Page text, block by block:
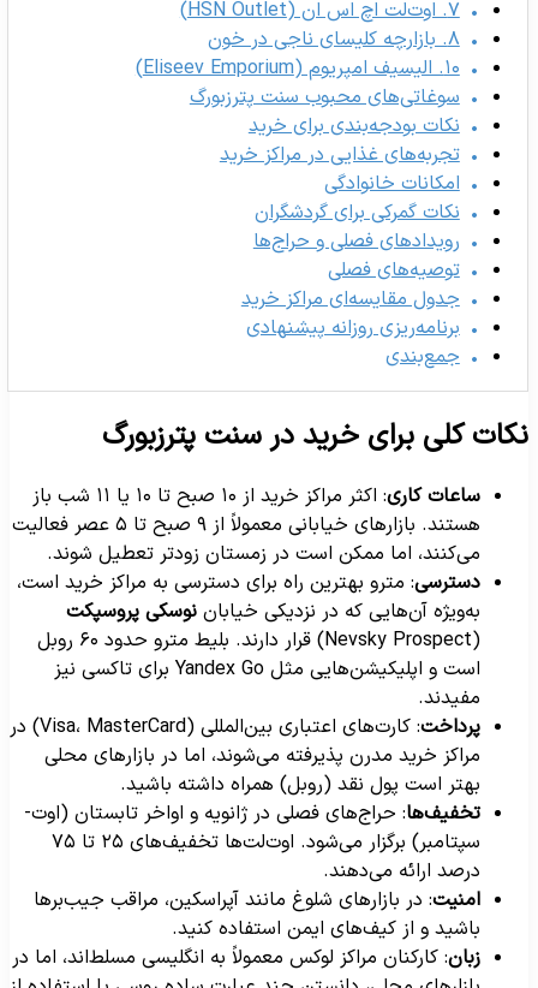
۷. اوت‌لت اچ اس ان (HSN Outlet)
۸. بازارچه کلیسای ناجی در خون
۱۰. الیسیف امپریوم (Eliseev Emporium)
سوغاتی‌های محبوب سنت پترزبورگ
نکات بودجه‌بندی برای خرید
تجربه‌های غذایی در مراکز خرید
امکانات خانوادگی
نکات گمرکی برای گردشگران
رویدادهای فصلی و حراج‌ها
توصیه‌های فصلی
جدول مقایسه‌ای مراکز خرید
برنامه‌ریزی روزانه پیشنهادی
جمع‌بندی
کلی برای خرید در سنت پترزبورگ
ساعات کاری
: اکثر مراکز خرید از ۱۰ صبح تا ۱۰ یا ۱۱ شب باز
هستند. بازارهای خیابانی معمولاً از ۹ صبح تا ۵ عصر فعالیت
می‌کنند، اما ممکن است در زمستان زودتر تعطیل شوند.
دسترسی: مترو بهترین راه برای دسترسی به مراکز خرید است،
به‌ویژه آن‌هایی که در نزدیکی خیاباننوسکی پروسپکت
(Nevsky Prospect) قرار دارند. بلیط مترو حدود ۶۰ روبل
است و اپلیکیشن‌هایی مثل Yandex Go برای تاکسی نیز
مفیدند.
پرداخت
: کارت‌های اعتباری بین‌المللی (Visa، MasterCard) در
مراکز خرید مدرن پذیرفته می‌شوند، اما در بازارهای محلی
بهتر است پول نقد (روبل) همراه داشته باشید.
تخفیف‌ها: حراج‌های فصلی در ژانویه و اواخر تابستان (اوت-
سپتامبر) برگزار می‌شود. اوت‌لت‌ها تخفیف‌های ۲۵ تا ۷۵
درصد ارائه می‌دهند.
امنیت: در بازارهای شلوغ مانند آپراسکین، مراقب جیب‌برها
باشید و از کیف‌های ایمن استفاده کنید.
زبان: کارکنان مراکز لوکس معمولاً به انگلیسی مسلط‌اند، اما در